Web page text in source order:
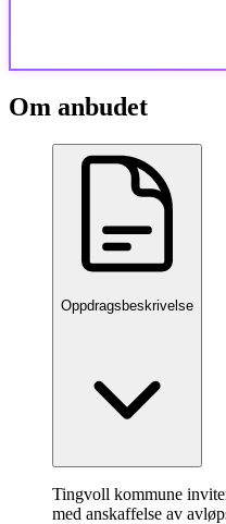
Om anbudet
Oppdragsbeskrivelse
Tingvoll kommune
med anskaffelse av